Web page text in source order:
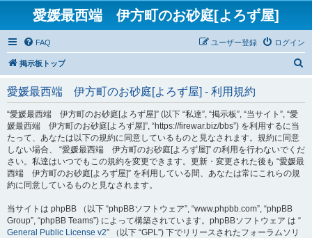
愛媛最西端 伊方町のお砂庭[よろず屋]
FAQ ログイン
ユーザー登録
掲示板トップ
愛媛最西端 伊方町のお砂庭[よろず屋] - 利用規約
“愛媛最西端 伊方町のお砂庭[よろず屋]” (以下 “私達”, “掲示板”, “当サイト”, “愛
媛最西端 伊方町のお砂庭[よろず屋]”, “https://firewar.biz/bbs”) を利用するに当
たって、あなたは以下の規約に同意しているものと見なされます。規約に同意
しない場合、 “愛媛最西端 伊方町のお砂庭[よろず屋]” の利用を行わないでくだ
さい。私達はいつでもこの規約を変更できます。更新・変更された後も “愛媛最
西端 伊方町のお砂庭[よろず屋]” を利用している間、あなたは常にこれらの規
約に同意しているものと見なされます。
当サイトは phpBB （以下 “phpBBソフトウェア”, “www.phpbb.com”, “phpBB
Group”, “phpBB Teams”) によって構築されています。phpBBソフトウェア は “
General Public License v2” （以下 “GPL”) 下でリリースされたフォーラムソリ